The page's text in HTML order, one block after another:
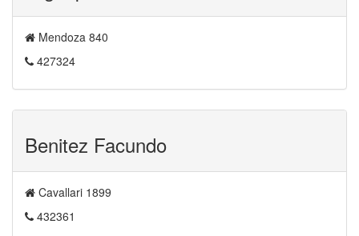
Mendoza 840
427324
Benitez Facundo
Cavallari 1899
432361